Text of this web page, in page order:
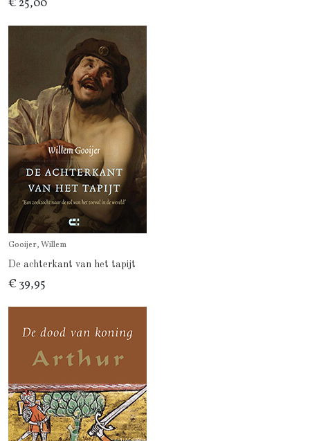
€ 25,00
Gooijer, Willem
De achterkant van het tapijt
€ 39,95